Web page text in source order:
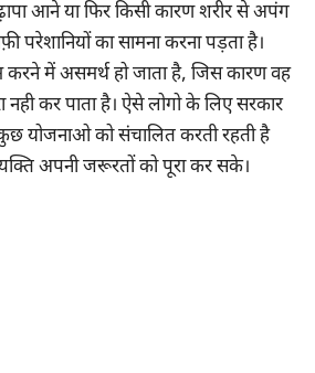
आने या फिर किसी कारण शरीर से अपंग
परेशानियों का सामना करना पड़ता है।
करने में असमर्थ हो जाता है, जिस कारण वह
कर पाता है। ऐसे लोगो के लिए सरकार
योजनाओ को संचालित करती रहती है
अपनी जरूरतों को पूरा कर सके।